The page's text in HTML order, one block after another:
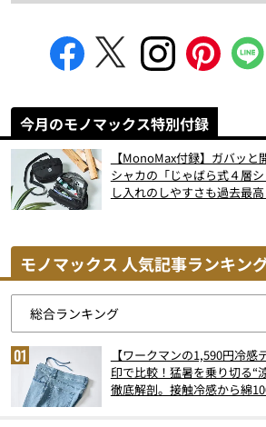
今月のモノマックス特別付録
【MonoMax付録】ガバッと
シャカの「じゃばら式４層
し入れのしやすさも過去最
モノマックス 人気記事ランキン
【ワークマンの1,590円冷
印で比較！猛暑を乗り切る“
徹底解剖。接触冷感から綿